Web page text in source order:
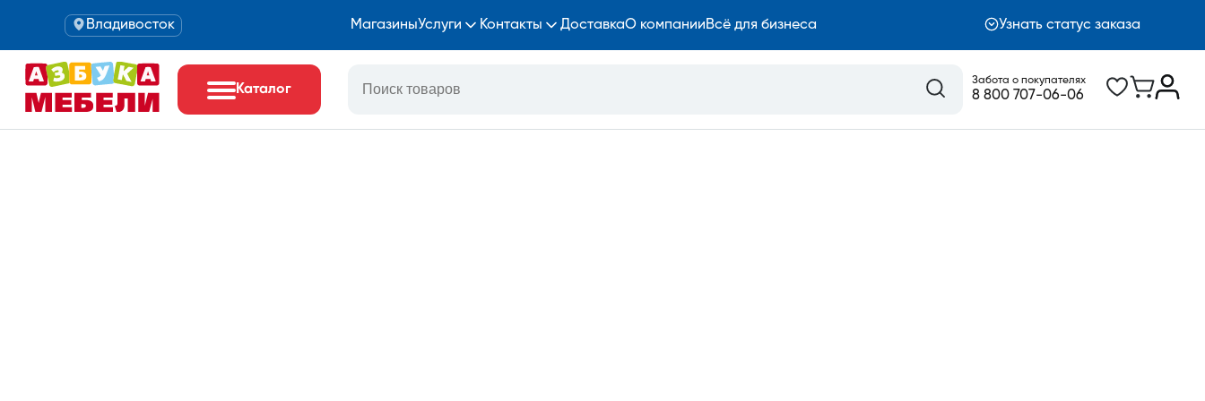
Владивосток МагазиныУслуги Контакты ДоставкаО компанииВсё для бизнеса Узнать статус заказа
Каталог
Забота о покупателях
8 800 707-06-06